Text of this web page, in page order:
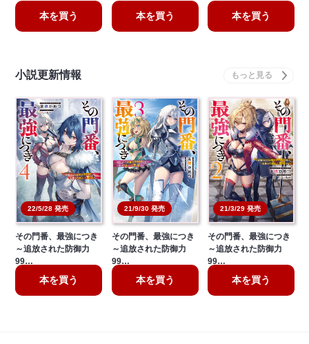
本を買う 本を買う 本を買う
小説更新情報
22/5/28 発売
その門番、最強につき
～追放された防御力
99…
本を買う
21/9/30 発売
その門番、最強につき
～追放された防御力
99…
本を買う
21/3/29 発売
その門番、最強につき
～追放された防御力
99…
本を買う